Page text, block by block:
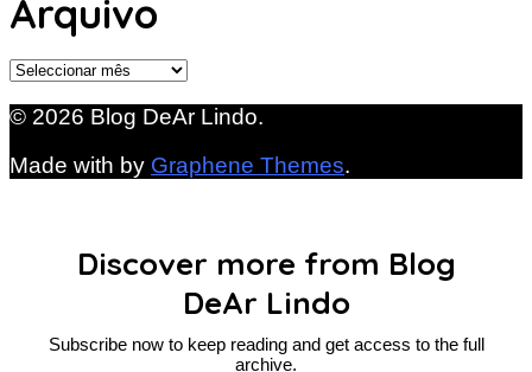
Arquivo
Arquivo
© 2026 Blog DeAr Lindo.
Made with by Graphene Themes.
Discover more from Blog
DeAr Lindo
Subscribe now to keep reading and get access to the full
archive.